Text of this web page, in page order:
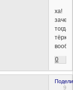
ха!
зачем
тогда
тёрка
0
9